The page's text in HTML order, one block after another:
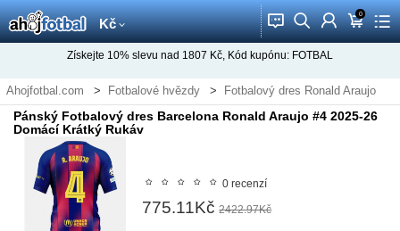
Kč 󰂱 󰂨 󰃳 0
󰃦 󰃖
Získejte 10% slevu nad 1807 Kč, Kód kupónu: FOTBAL
Ahojfotbal.com Fotbalové hvězdy Fotbalový dres Ronald Araujo
Pánský Fotbalový dres Barcelona Ronald Araujo #4 2025-26
Domácí Krátký Rukáv
0 recenzí
775.11Kč 2422.97Kč